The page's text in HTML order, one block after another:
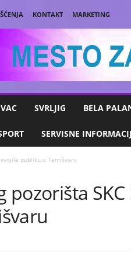
KONTAKT
MARKETING
SVRLJIG BELA
SERVISNE
publiku u Temišvaru
pozorišta SKC